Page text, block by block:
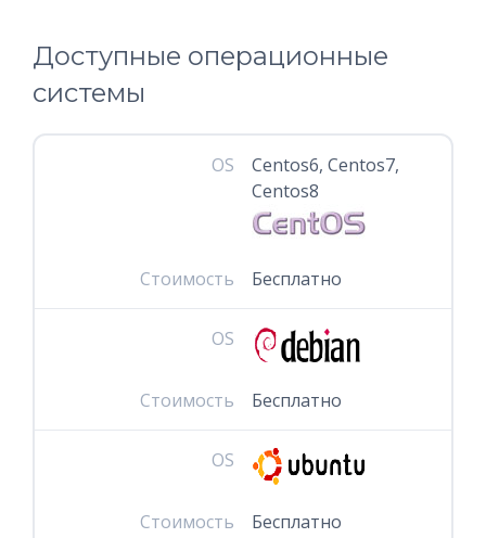
Доступные операционные
системы
OS
Centos6, Centos7,
Centos8
Стоимость Бесплатно
OS
Стоимость Бесплатно
OS
Стоимость Бесплатно